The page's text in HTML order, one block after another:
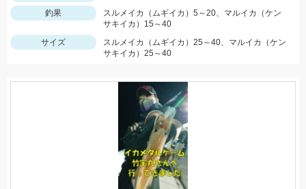
釣果
スルメイカ（ムギイカ）5～20、マルイカ（ケン
サキイカ）15～40
サイズ
スルメイカ（ムギイカ）25～40、マルイカ（ケン
サキイカ）25～40